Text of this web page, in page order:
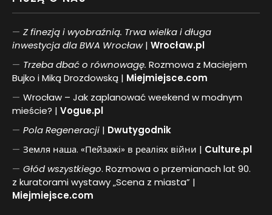
Z finezją i wyobraźnią. Trwa wielka i długa
inwestycja dla BWA Wrocław| Wrocław.pl
Trzeba dbać o równowagę. Rozmowa z Maciejem
Bujko i Miką Drozdowską | Miejmiejsce.com
Wrocław – Jak zaplanować weekend w modnym
mieście? | Vogue.pl
PolaRegeneracji | Dwutygodnik
Земля наша. «Пейзажі» в реаліях війни | Culture.pl
Głód wszystkiego. Rozmowa o przemianach lat 90.
z kuratorami wystawy „Scena z miasta” |
Miejmiejsce.com